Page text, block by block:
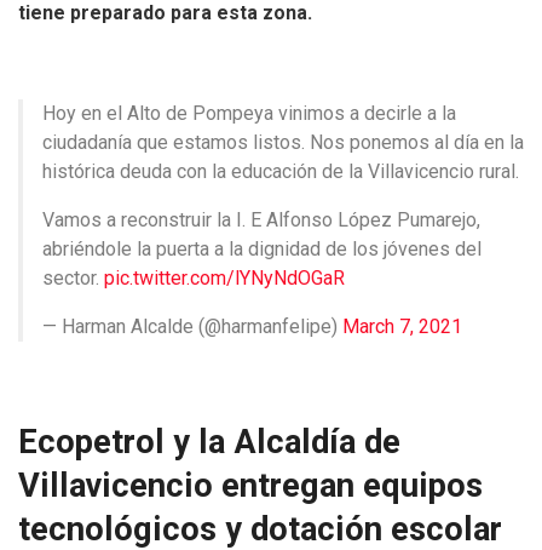
tiene preparado para esta zona.
Hoy en el Alto de Pompeya vinimos a decirle a la
ciudadanía que estamos listos. Nos ponemos al día en la
histórica deuda con la educación de la Villavicencio rural.
Vamos a reconstruir la I. E Alfonso López Pumarejo,
abriéndole la puerta a la dignidad de los jóvenes del
sector. pic.twitter.com/lYNyNdOGaR
— Harman Alcalde (@harmanfelipe) March 7, 2021
Ecopetrol y la Alcaldía de
Villavicencio entregan equipos
tecnológicos y dotación escolar